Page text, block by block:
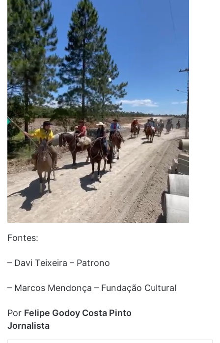
Fontes:
– Davi Teixeira – Patrono
– Marcos Mendonça – Fundação Cultural
Por Felipe Godoy Costa Pinto
Jornalista